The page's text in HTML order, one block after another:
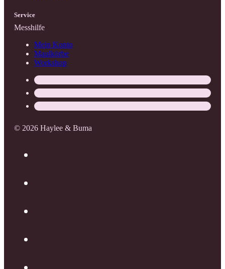
Service
Messhilfe
Mein Konto
Maulkörbe
Workshop
© 2026 Haylee & Buma